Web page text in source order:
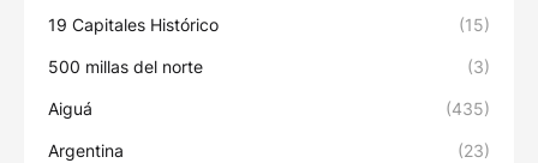
19 Capitales Histórico (15)
500 millas del norte (3)
Aiguá (435)
Argentina (23)